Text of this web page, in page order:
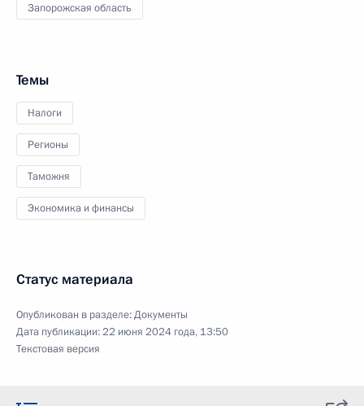
Запорожская область
Темы
Налоги
Регионы
Таможня
Экономика и финансы
Статус материала
Опубликован в разделе:Документы
Дата публикации:22 июня 2024 года, 13:50
Текстовая версия